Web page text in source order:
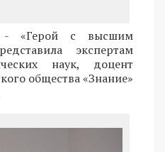
«Герой с высшим
экспертам
наук, доцент
общества «Знание»